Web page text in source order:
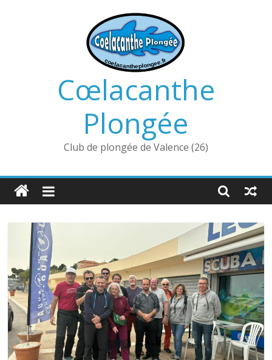
Cœlacanthe
Plongée
Club de plongée de Valence (26)